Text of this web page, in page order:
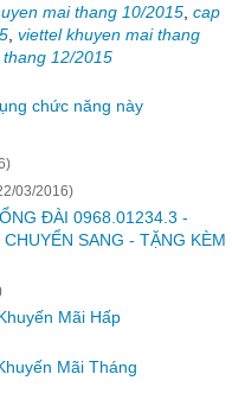
mai thang 10/2015 cap
viettel khuyen mai thang
12/2015
chức năng này
03/2016)
ĐÀI 0968.01234.3 -
SANG - TẶNG KÈM
Mãi Hấp
Mãi Tháng